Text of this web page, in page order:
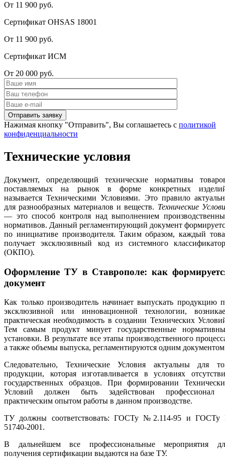
От 11 900 руб.
Сертификат OHSAS 18001
От 11 900 руб.
Сертификат ИСМ
От 20 000 руб.
Нажимая кнопку "Отправить", Вы соглашаетесь с политикой
конфиденциальности
Технические условия
Документ, определяющий технические нормативы
поставляемых на рынок в форме конкретных
называется Техническими Условиями. Это правило
для разнообразных материалов и веществ. Технические
— это способ контроля над выполнением
нормативов. Данный регламентирующий документ
по инициативе производителя. Таким образом, каждый
получает эксклюзивный код из системного
(ОКПО).
Оформление ТУ в Ставрополе: как
документ
Как только производитель начинает выпускать продукцию
эксклюзивной или инновационной технологии,
практическая необходимость в создании Технических
Тем самым продукт минует государственные
установки. В результате все этапы производственного
а также объемы выпуска, регламентируются одним
Следовательно, Технические Условия актуальны для
продукции, которая изготавливается в условиях
государственных образцов. При формировании
Условий должен быть задействован профессионал
практическим опытом работы в данном производстве.
ТУ должны соответствовать: ГОСТу №2.114-95 и ГОСТу
51740-2001.
В дальнейшем все профессиональные мероприятия
получения сертификации выдаются на базе ТУ.